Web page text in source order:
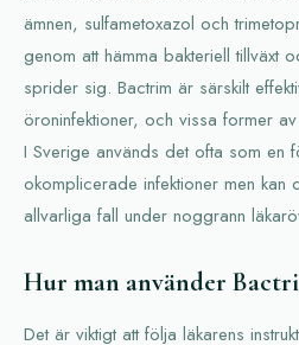
ämnen, sulfametoxazol och
genom att hämma bakteriell tillväxt
sprider sig. Bactrim är särskilt
öroninfektioner, och vissa former
I Sverige används det ofta som en
okomplicerade infektioner men kan
allvarliga fall under noggrann
Hur man använder
Det är viktigt att följa läkarens